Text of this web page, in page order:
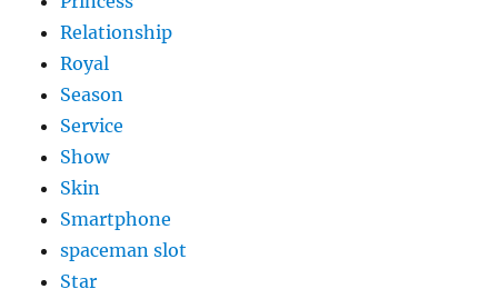
Relationship
Royal
Season
Service
Show
Skin
Smartphone
spaceman slot
Star